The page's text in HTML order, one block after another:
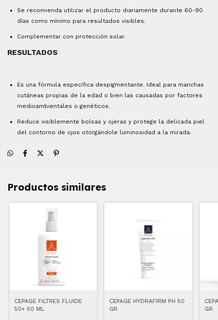
Se recomienda utilizar el producto diariamente durante 60-90
días como mínimo para resultados visibles.
Complementar con protección solar.
RESULTADOS
Es una fórmula específica despigmentante. Ideal para manchas
cutáneas propias de la edad o bien las causadas por factores
medioambientales o genéticos.
Reduce visiblemente bolsas y ojeras y protege la delicada piel
del contorno de ojos otorgándole luminosidad a la mirada.
Productos similares
CEPAGE FILTRES FLUIDE
50+ 50 ML
CEPAGE HYDRAFIRM PH 50
GR
GR